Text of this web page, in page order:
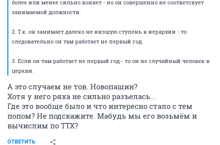
более или менее сильно воняет - но он совершенно не соответсвует
занимаемой должности.
2. Т.к. он занимает далеко не низшую ступень в иерархии - то
следовательно он там работает не первый год.
3. Если он там работает не первый год - то он не случайный человек в
церкви.
А это случаем не тов. Новопашин?
Хотя у него ряха не сильно разъелась...
Где это вообще было и что интересно стало с тем
попом? Не подскажите. Мабудь мы его возьмём и
вычислим по ТТХ?
ОТВЕТИТЬ